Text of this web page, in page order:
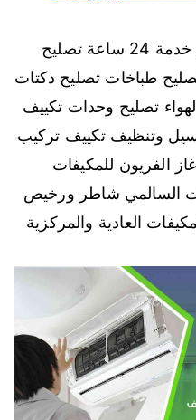
تصليح مكيفات السالمي نقدم خدمة 24 ساعة تصليح
طباخات تصليح دكتات
تصليح وحدات تكييف
وتنظيف تكييف تركيب
الفريون للمكيفات
السالمي شاطر ورخيص
العادية والمركزية